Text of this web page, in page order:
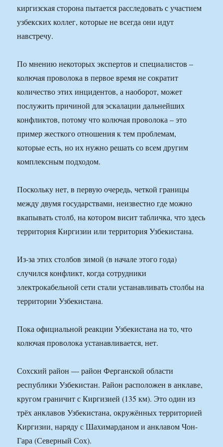
киргизская сторона пытается расследовать с участием
узбекских коллег, которые не всегда они идут
навстречу.
По мнению некоторых экспертов и специалистов –
колючая проволока в первое время не сократит
количество этих инцидентов, а наоборот, может
послужить причиной для эскалации дальнейших
конфликтов, потому что колючая проволока – это
пример жесткого отношения к тем проблемам,
которые есть, но их нужно решать со всем другим
комплексным подходом.
Поскольку нет, в первую очередь, четкой границы
между двумя государствами, неизвестно где можно
вкапывать столб, на котором висит табличка, что здесь
территория Киргизии или территория Узбекистана.
Из-за этих столбов зимой (в начале этого года)
случился конфликт, когда сотрудники
электрокабельной сети стали устанавливать столбы на
территории Узбекистана.
Пока официальной реакции Узбекистана на то, что
колючая проволока устанавливается, нет.
Сохский район — район Ферганской области
республики Узбекистан. Район расположен в анклаве,
кругом граничит с Киргизией (135 км). Это один из
трёх анклавов Узбекистана, окружённых территорией
Киргизии, наряду с Шахимарданом и анклавом Чон-
Гара (Северный Сох).